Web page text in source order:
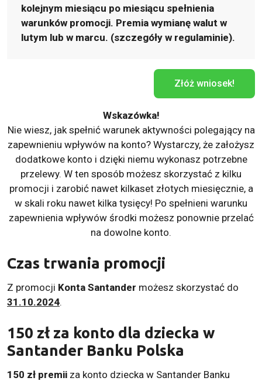
kolejnym miesiącu po miesiącu spełnienia
warunków promocji. Premia wymianę walut w
lutym lub w marcu. (szczegóły w regulaminie).
Złóż wniosek!
Wskazówka!
Nie wiesz, jak spełnić warunek aktywności polegający na
zapewnieniu wpływów na konto? Wystarczy, że założysz
dodatkowe konto i dzięki niemu wykonasz potrzebne
przelewy. W ten sposób możesz skorzystać z kilku
promocji i zarobić nawet kilkaset złotych miesięcznie, a
w skali roku nawet kilka tysięcy! Po spełnieni warunku
zapewnienia wpływów środki możesz ponownie przelać
na dowolne konto.
Czas trwania promocji
Z promocji Konta Santander możesz skorzystać do
31.10.2024.
150 złza konto dla dziecka w
Santander Banku Polska
150 zł premii za konto dziecka w Santander Banku